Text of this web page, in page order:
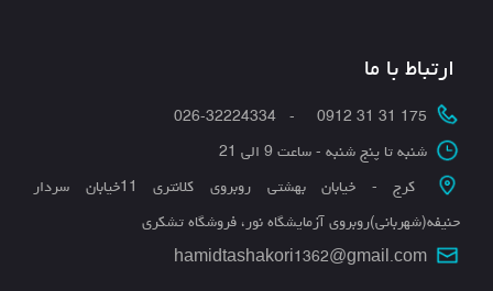
ارتباط با ما
175 31 31 0912 - 026-32224334
شنبه تا پنج شنبه - ساعت 9 الی 21
کرج - خیابان بهشتی روبروی کلانتری 11خیابان سردار
حنیفه(شهربانی)روبروی آزمایشگاه نور، فروشگاه تشکری
hamidtashakori1362@gmail.com